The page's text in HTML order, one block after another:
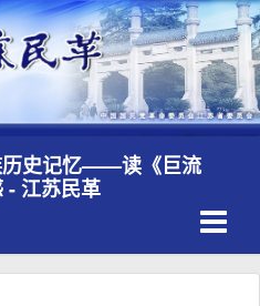
历史记忆——读《巨流
- 江苏民革